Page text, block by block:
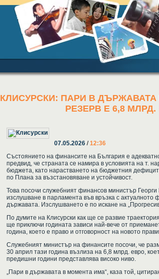
КЛИСУРСКИ: ПАРИ В
РЕЗЕРВ Е 6,8
07.05.2026 /12:36
Състоянието на финансите на България е
предвид, че страната се намира в условията на т.
бюджета, като нарастването на бюджетния
по Плана за възстановяване и устойчивост.
Това посочи служебният финансов министър Георги
изслушване в парламента във връзка с актуалното
държавата. Изслушването е по искане на
По думите на Клисурски как ще се развие
ще приключи годината зависи най-вече от
година, което е право и отговорност на новото
Служебният министър на финансите посочи, че
30 април тази година възлиза на 6,8 млрд. евро,
предишни години представлява високо ниво.
„Пари в държавата в момента има“, каза той,